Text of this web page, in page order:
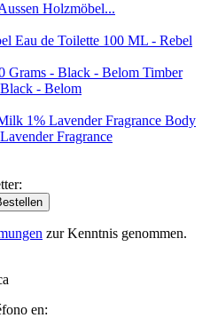
Holzmöbel...
Eau de Toilette 100 ML - Rebel
Timber
- Belom
Body
Fragrance
zur Kenntnis genommen.
en: